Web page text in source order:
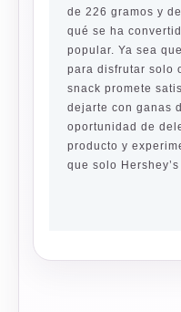
de 226 gramos y
qué se ha
popular. Ya sea
para disfrutar solo
snack promete
dejarte con ganas
oportunidad de
producto y
que solo